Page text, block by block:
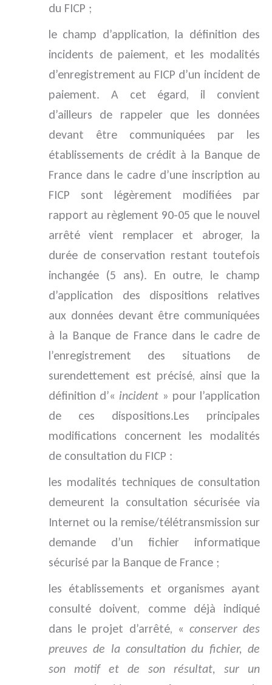
du FICP ;
le champ d’application, la définition des
incidents de paiement, et les modalités
d’enregistrement au FICP d’un incident de
paiement. A cet égard, il convient
d’ailleurs de rappeler que les données
devant être communiquées par les
établissements de crédit à la Banque de
France dans le cadre d’une inscription au
FICP sont légèrement modifiées par
rapport au règlement 90-05 que le nouvel
arrêté vient remplacer et abroger, la
durée de conservation restant toutefois
inchangée (5 ans). En outre, le champ
d’application des dispositions relatives
aux données devant être communiquées
à la Banque de France dans le cadre de
l’enregistrement des situations de
surendettement est précisé, ainsi que la
définition d’« incident » pour l’application
de ces dispositions.Les principales
modifications concernent les modalités
de consultation du FICP :
les modalités techniques de consultation
demeurent la consultation sécurisée via
Internet ou la remise/télétransmission sur
demande d’un fichier informatique
sécurisé par la Banque de France ;
les établissements et organismes ayant
consulté doivent, comme déjà indiqué
dans le projet d’arrêté, « conserver des
preuves de la consultation du fichier, de
son motif et de son résultat, sur un